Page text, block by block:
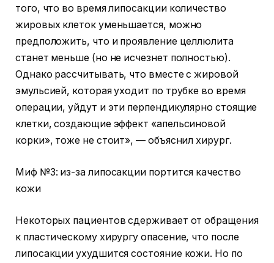
того, что во время липосакции количество
жировых клеток уменьшается, можно
предположить, что и проявление целлюлита
станет меньше (но не исчезнет полностью).
Однако рассчитывать, что вместе с жировой
эмульсией, которая уходит по трубке во время
операции, уйдут и эти перпендикулярно стоящие
клетки, создающие эффект «апельсиновой
корки», тоже не стоит», — объяснил хирург.
Миф №3: из-за липосакции портится качество
кожи
Некоторых пациентов сдерживает от обращения
к пластическому хирургу опасение, что после
липосакции ухудшится состояние кожи. Но по